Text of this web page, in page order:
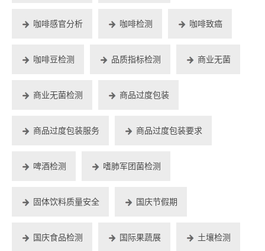
咖啡感官分析 咖啡检测 咖啡致癌
咖啡豆检测 品质指标检测 商业无菌
商业无菌检测 商品过度包装
商品过度包装服务 商品过度包装要求
啤酒检测 嗜肺军团菌检测
固体饮料质量安全 国庆节假期
国庆食品检测 国际果蔬展 土壤检测